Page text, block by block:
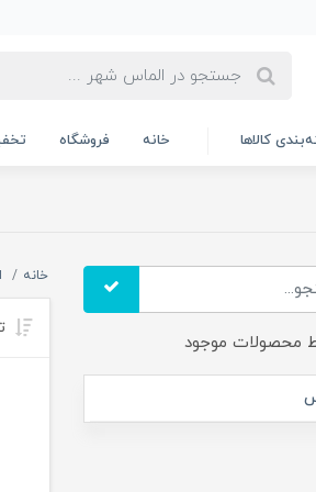
کالاها خانه فروشگاه
محصولات موجود
خانه